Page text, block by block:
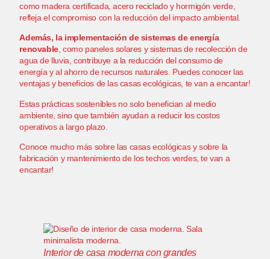
como madera certificada, acero reciclado y hormigón verde,
refleja el compromiso con la reducción del impacto ambiental.
Además, la implementación de sistemas de energía
renovable, como paneles solares y sistemas de recolección de
agua de lluvia, contribuye a la reducción del consumo de
energía y al ahorro de recursos naturales. Puedes conocer las
ventajas y beneficios de las casas ecológicas, te van a encantar!
Estas prácticas sostenibles no solo benefician al medio
ambiente, sino que también ayudan a reducir los costos
operativos a largo plazo.
Conoce mucho más sobre las casas ecológicasy sobre la
fabricación y mantenimiento de los techos verdes, te van a
encantar!
Interior de casa moderna con grandes